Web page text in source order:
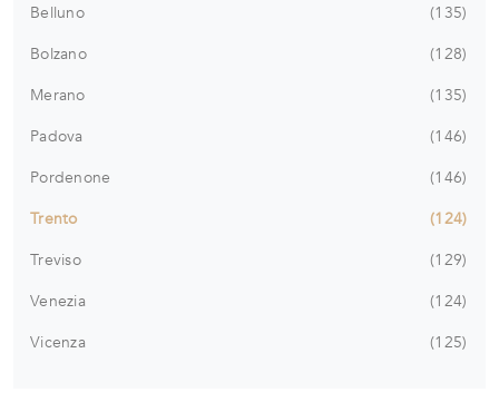
Belluno
135
Bolzano
128
Merano
135
Padova
146
Pordenone
146
Trento
124
Treviso
129
Venezia
124
Vicenza
125